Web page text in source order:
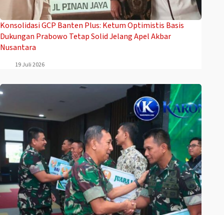
Konsolidasi GCP Banten Plus: Ketum Optimistis Basis
Dukungan Prabowo Tetap Solid Jelang Apel Akbar
Nusantara
19 Juli 2026